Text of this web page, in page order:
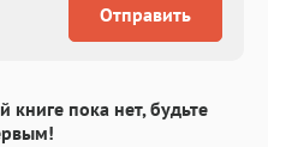
Отправить
книге пока нет, будьте